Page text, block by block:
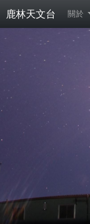
鹿林天文台 關於